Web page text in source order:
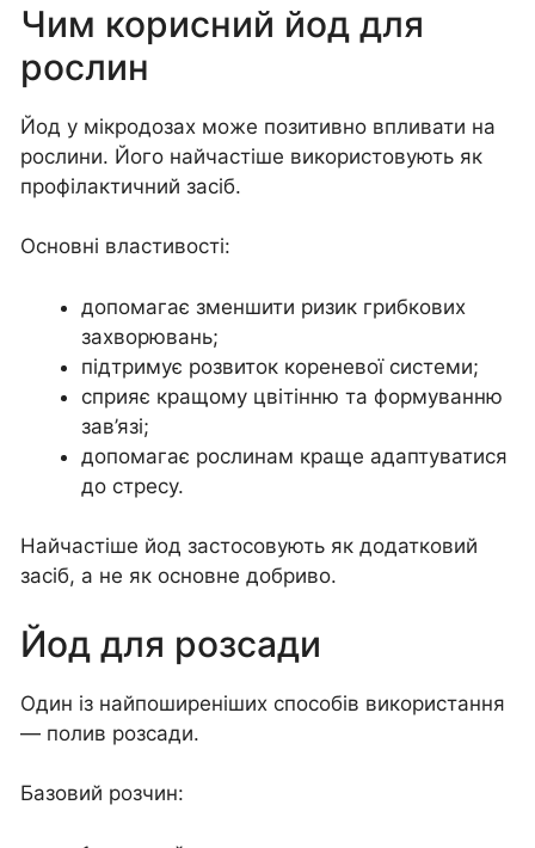
Чим корисний йод для
рослин
Йод у мікродозах може позитивно впливати на
рослини. Його найчастіше використовують як
профілактичний засіб.
Основні властивості:
допомагає зменшити ризик грибкових
захворювань;
підтримує розвиток кореневої системи;
сприяє кращому цвітінню та формуванню
зав’язі;
допомагає рослинам краще адаптуватися
до стресу.
Найчастіше йод застосовують як додатковий
засіб, а не як основне добриво.
Йод для розсади
Один із найпоширеніших способів використання
— полив розсади.
Базовий розчин: